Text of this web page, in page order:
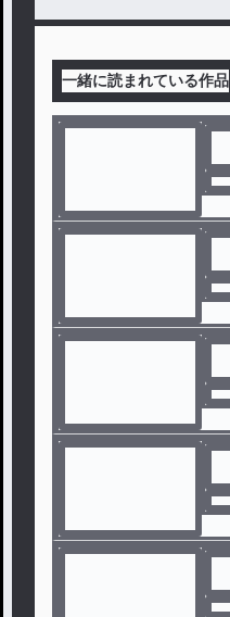
一緒に読まれている作品